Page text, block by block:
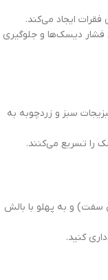
ایجاد می‌کند.
دیسک‌ها و جلوگیری
سبز و زردچوبه به
را تسریع می‌کنند.
و به پهلو با بالش
کنید.